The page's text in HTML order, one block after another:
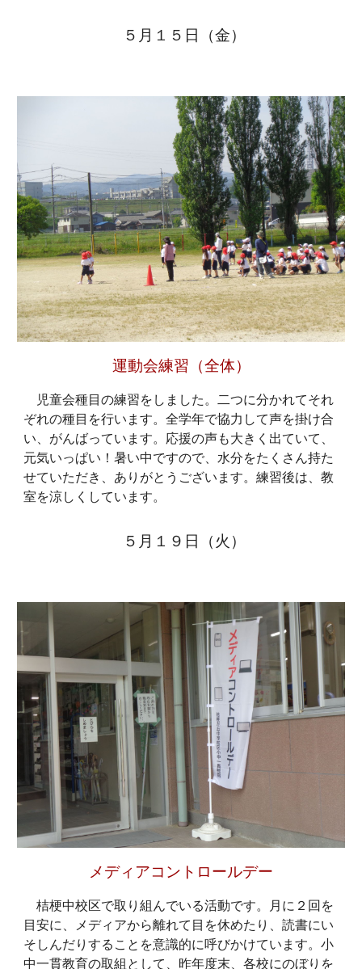
５月１５日（金）
運動会練習（全体）
児童会種目の練習をしました。二つに分かれてそれ
ぞれの種目を行います。全学年で協力して声を掛け合
い、がんばっています。応援の声も大きく出ていて、
元気いっぱい！暑い中ですので、水分をたくさん持た
せていただき、ありがとうございます。練習後は、教
室を涼しくしています。
５月１９日（火）
メディアコントロールデー
桔梗中校区で取り組んでいる活動です。月に２回を
目安に、メディアから離れて目を休めたり、読書にい
そしんだりすることを意識的に呼びかけています。小
中一貫教育の取組として、昨年度末、各校にのぼりを